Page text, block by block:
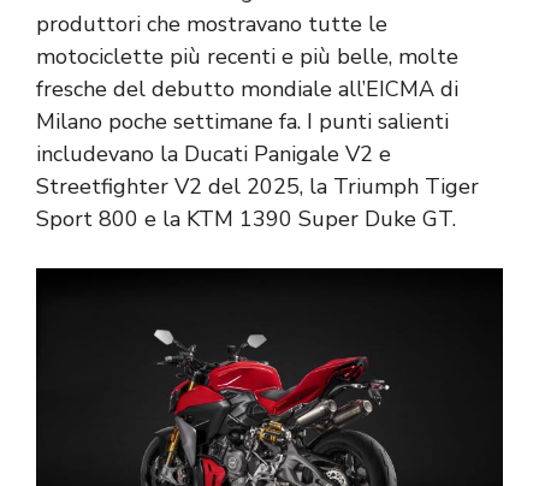
produttori che mostravano tutte le
motociclette più recenti e più belle, molte
fresche del debutto mondiale all’EICMA di
Milano poche settimane fa. I punti salienti
includevano la Ducati Panigale V2 e
Streetfighter V2 del 2025, la Triumph Tiger
Sport 800 e la KTM 1390 Super Duke GT.